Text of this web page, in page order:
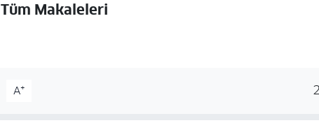
Tüm Makaleleri
A+